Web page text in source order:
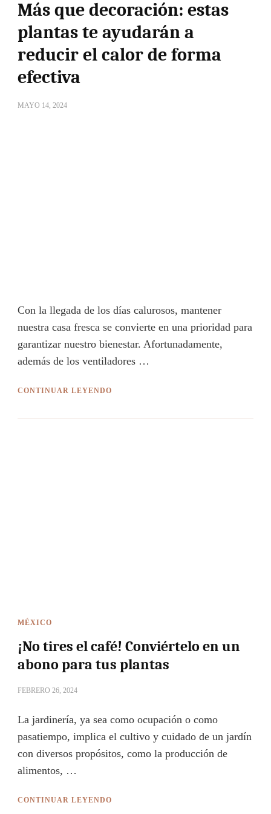
Más que decoración: estas
plantas te ayudarán a
reducir el calor de forma
efectiva
MAYO 14, 2024
Con la llegada de los días calurosos, mantener
nuestra casa fresca se convierte en una prioridad para
garantizar nuestro bienestar. Afortunadamente,
además de los ventiladores …
CONTINUAR LEYENDO
MÉXICO
¡No tires el café! Conviértelo en un
abono para tus plantas
FEBRERO 26, 2024
La jardinería, ya sea como ocupación o como
pasatiempo, implica el cultivo y cuidado de un jardín
con diversos propósitos, como la producción de
alimentos, …
CONTINUAR LEYENDO